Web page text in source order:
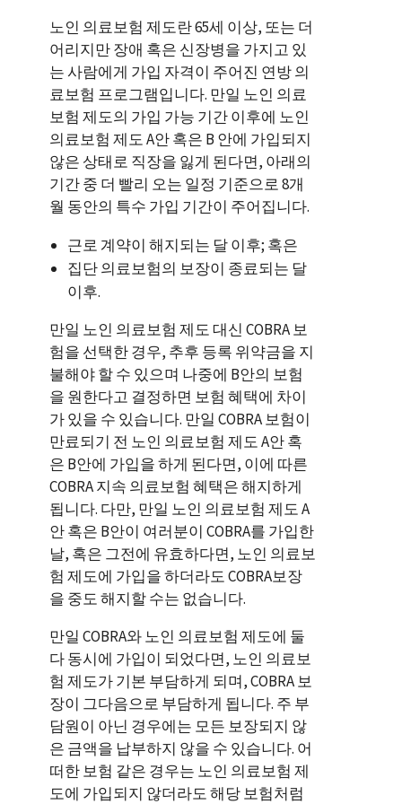
노인 의료보험 제도란 65세 이상, 또는 더
어리지만 장애 혹은 신장병을 가지고 있
는 사람에게 가입 자격이 주어진 연방 의
료보험 프로그램입니다. 만일 노인 의료
보험 제도의 가입 가능 기간 이후에 노인
의료보험 제도 A안 혹은 B 안에 가입되지
않은 상태로 직장을 잃게 된다면, 아래의
기간 중 더 빨리 오는 일정 기준으로 8개
월 동안의 특수 가입 기간이 주어집니다.
근로 계약이 해지되는 달 이후; 혹은
집단 의료보험의 보장이 종료되는 달
이후.
만일 노인 의료보험 제도 대신 COBRA 보
험을 선택한 경우, 추후 등록 위약금을 지
불해야 할 수 있으며 나중에 B안의 보험
을 원한다고 결정하면 보험 혜택에 차이
가 있을 수 있습니다. 만일 COBRA 보험이
만료되기 전 노인 의료보험 제도 A안 혹
은 B안에 가입을 하게 된다면, 이에 따른
COBRA 지속 의료보험 혜택은 해지하게
됩니다. 다만, 만일 노인 의료보험 제도 A
안 혹은 B안이 여러분이 COBRA를 가입한
날, 혹은 그전에 유효하다면, 노인 의료보
험 제도에 가입을 하더라도 COBRA보장
을 중도 해지할 수는 없습니다.
만일 COBRA와 노인 의료보험 제도에 둘
다 동시에 가입이 되었다면, 노인 의료보
험 제도가 기본 부담하게 되며, COBRA 보
장이 그다음으로 부담하게 됩니다. 주 부
담원이 아닌 경우에는 모든 보장되지 않
은 금액을 납부하지 않을 수 있습니다. 어
떠한 보험 같은 경우는 노인 의료보험 제
도에 가입되지 않더라도 해당 보험처럼